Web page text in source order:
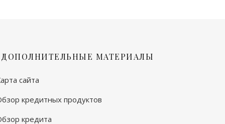
ДОПОЛНИТЕЛЬНЫЕ МАТЕРИАЛЫ
сайта
кредитных продуктов
кредита